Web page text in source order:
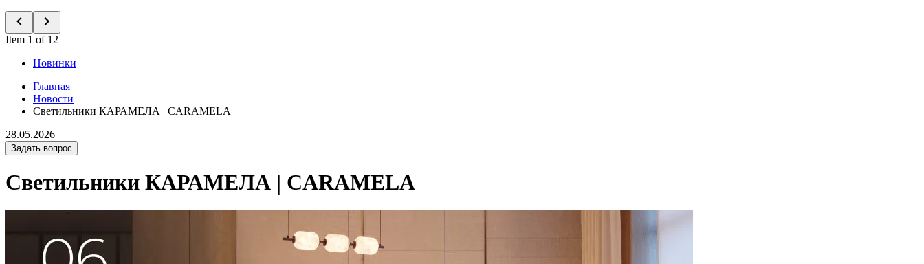
Item 1 of 12
Новинки
Главная
Новости
Светильники КАРАМЕЛА | CARAMELA
28.05.2026
Задать вопрос
Светильники КАРАМЕЛА | CARAMELA